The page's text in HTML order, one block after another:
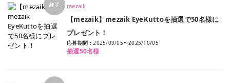
終了 mezaik
【mezaik】mezaik EyeKuttoを抽選で50名様に
プレゼント！
応募期間：2025/09/05〜2025/10/05
抽選50名様